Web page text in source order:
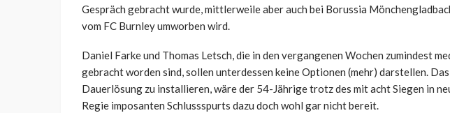
Gespräch gebracht wurde, mittlerweile aber auch bei Borussia
vom FC Burnley umworben wird.
Daniel Farke und Thomas Letsch, die in den vergangenen Wochen zumindest
gebracht worden sind, sollen unterdessen keine Optionen (mehr) darstellen.
Dauerlösung zu installieren, wäre der 54-Jährige trotz des mit acht Siegen in
Regie imposanten Schlussspurts dazu doch wohl gar nicht bereit.